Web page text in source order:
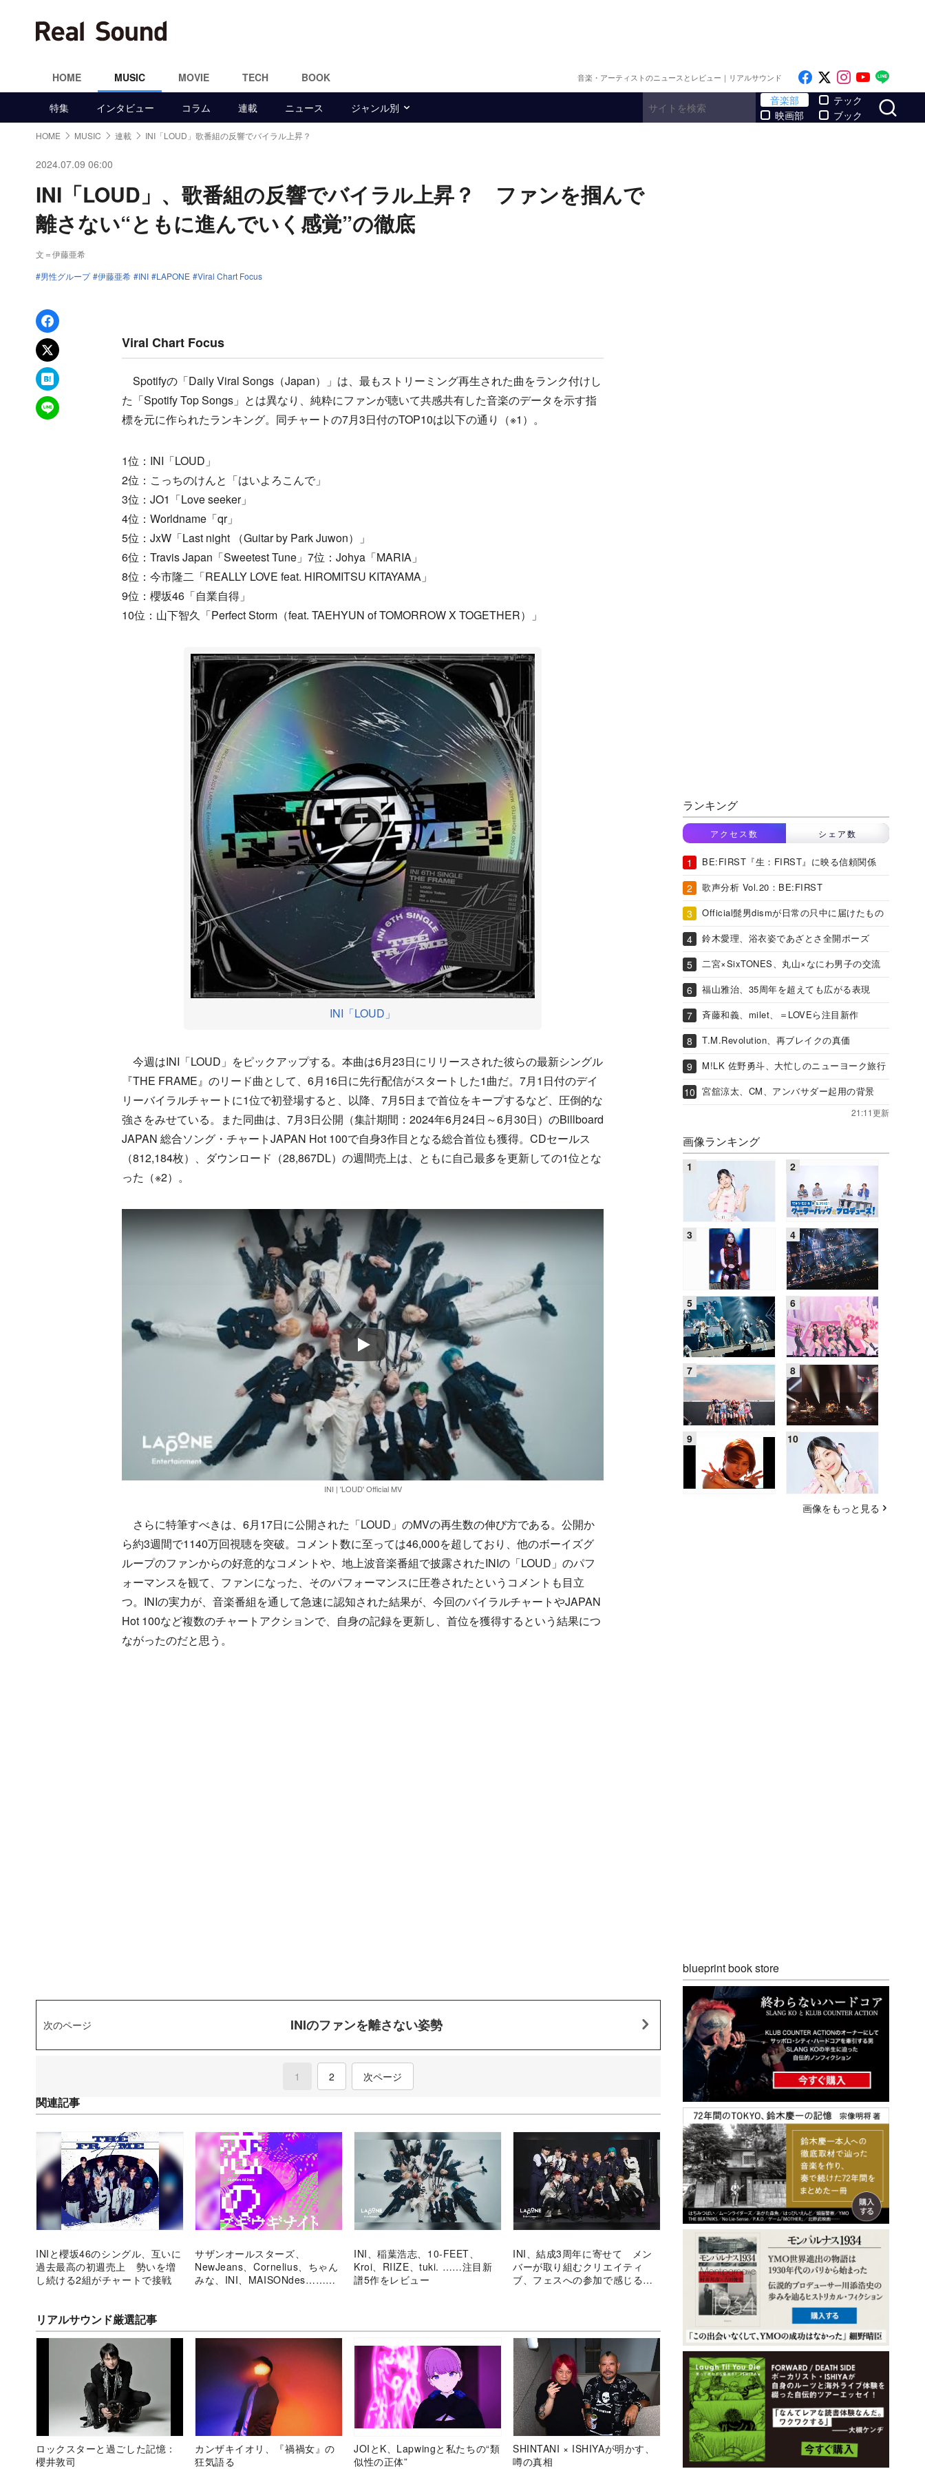
HOME MUSIC MOVIE TECH BOOK 音楽・アーティストのニュースとレビュー｜リアルサウンド Like on Facebook
Follow on x
Follow on
Follow
特集 インタビュー コラム 連載 ニュース ジャンル別
音楽部
映画部
テック
ブック
HOME MUSIC 連載 INI「LOUD」歌番組の反響でバイラル上昇？
2024.07.09 06:00
INI「LOUD」、歌番組の反響でバイラル上昇？ ファンを掴んで
離さない“ともに進んでいく感覚”の徹底
文＝伊藤亜希
男性グループ
伊藤亜希 INI LAPONE Viral Chart Focus
Facebookでシェア
xでポスト
はてなブックマーク
LINEで送る
Viral Chart Focus
Spotifyの「Daily Viral Songs（Japan）」は、最もストリーミング再生された曲をランク付けし
た「Spotify Top Songs」とは異なり、純粋にファンが聴いて共感共有した音楽のデータを示す指
標を元に作られたランキング。同チャートの7月3日付のTOP10は以下の通り（※1）。
1位：INI「LOUD」
2位：こっちのけんと「はいよろこんで」
3位：JO1「Love seeker」
4位：Worldname「qr」
5位：JxW「Last night （Guitar by Park Juwon）」
6位：Travis Japan「Sweetest Tune」7位：Johya「MARIA」
8位：今市隆二「REALLY LOVE feat. HIROMITSU KITAYAMA」
9位：櫻坂46「自業自得」
10位：山下智久「Perfect Storm（feat. TAEHYUN of TOMORROW X TOGETHER）」
INI「LOUD」
今週はINI「LOUD」をピックアップする。本曲は6月23日にリリースされた彼らの最新シングル
『THE FRAME』のリード曲として、6月16日に先行配信がスタートした1曲だ。7月1日付のデイ
リーバイラルチャートに1位で初登場すると、以降、7月5日まで首位をキープするなど、圧倒的な
強さをみせている。また同曲は、7月3日公開（集計期間：2024年6月24日～6月30日）のBillboard
JAPAN 総合ソング・チャートJAPAN Hot 100で自身3作目となる総合首位も獲得。CDセールス
（812,184枚）、ダウンロード（28,867DL）の週間売上は、ともに自己最多を更新しての1位とな
った（※2）。
Play
INI | 'LOUD' Official MV
さらに特筆すべきは、6月17日に公開された「LOUD」のMVの再生数の伸び方である。公開か
ら約3週間で1140万回視聴を突破。コメント数に至っては46,000を超しており、他のボーイズグ
ループのファンからの好意的なコメントや、地上波音楽番組で披露されたINIの「LOUD」のパフ
ォーマンスを観て、ファンになった、そのパフォーマンスに圧巻されたというコメントも目立
つ。INIの実力が、音楽番組を通して急速に認知された結果が、今回のバイラルチャートやJAPAN
Hot 100など複数のチャートアクションで、自身の記録を更新し、首位を獲得するという結果につ
ながったのだと思う。
次のページ INIのファンを離さない姿勢
1 (current)
2 次ページ
関連記事
INIと櫻坂46のシングル、互いに
過去最高の初週売上 勢いを増
し続ける2組がチャートで接戦
サザンオールスターズ、
NewJeans、Cornelius、ちゃん
みな、INI、MAISONdes……注
INI、稲葉浩志、10-FEET、
Kroi、RIIZE、tuki. ……注目新
譜5作をレビュー
INI、結成3周年に寄せて メン
バーが取り組むクリエイティ
ブ、フェスへの参加で感じる成
リアルサウンド厳選記事
ロックスターと過ごした記憶：
櫻井敦司
カンザキイオリ、『禍禍女』の
狂気語る
JOIとK、Lapwingと私たちの“類
似性の正体”
SHINTANI × ISHIYAが明かす、
噂の真相
ランキング
アクセス数 シェア数
BE:FIRST『生：FIRST』に映る信頼関係
歌声分析 Vol.20：BE:FIRST
Official髭男dismが日常の只中に届けたもの
鈴木愛理、浴衣姿であざとさ全開ポーズ
二宮×SixTONES、丸山×なにわ男子の交流
福山雅治、35周年を超えても広がる表現
斉藤和義、milet、＝LOVEら注目新作
T.M.Revolution、再ブレイクの真価
M!LK 佐野勇斗、大忙しのニューヨーク旅行
宮舘涼太、CM、アンバサダー起用の背景
21:11更新
画像ランキング
画像をもっと見る
blueprint book store